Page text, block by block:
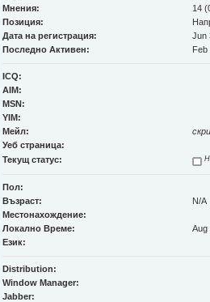
Мнения:
14
Позиция:
Дата на регистрация:
Jun
Последно Активен:
Feb
ICQ:
AIM:
MSN:
YIM:
Мейл:
Уеб страница:
Текущ статус:
Пол:
Възраст:
N/A
Местонахождение:
Локално Време:
Aug
Език:
Distribution:
Window Manager:
Jabber: